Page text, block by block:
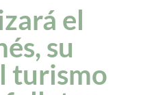
el
su
turismo